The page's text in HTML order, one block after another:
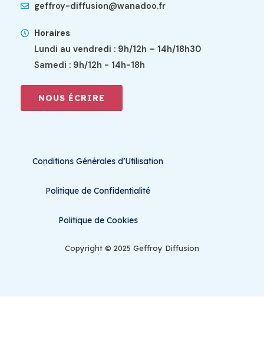
geffroy-diffusion@wanadoo.fr
Horaires
Lundi au vendredi : 9h/12h – 14h/18h30
Samedi : 9h/12h - 14h-18h
NOUS ÉCRIRE
Conditions Générales d’Utilisation
Politique de Confidentialité
Politique de Cookies
Copyright © 2025 Geffroy Diffusion